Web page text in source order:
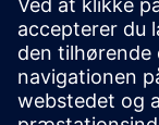
ressourcer